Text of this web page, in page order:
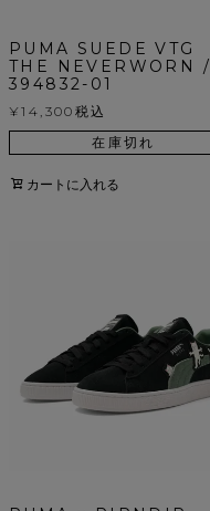
PUMA SUEDE VTG
THE NEVERWORN /
394832-01
¥14,300 税込
在庫切れ
カートに入れる